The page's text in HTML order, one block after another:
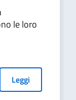
le loro
Leggi